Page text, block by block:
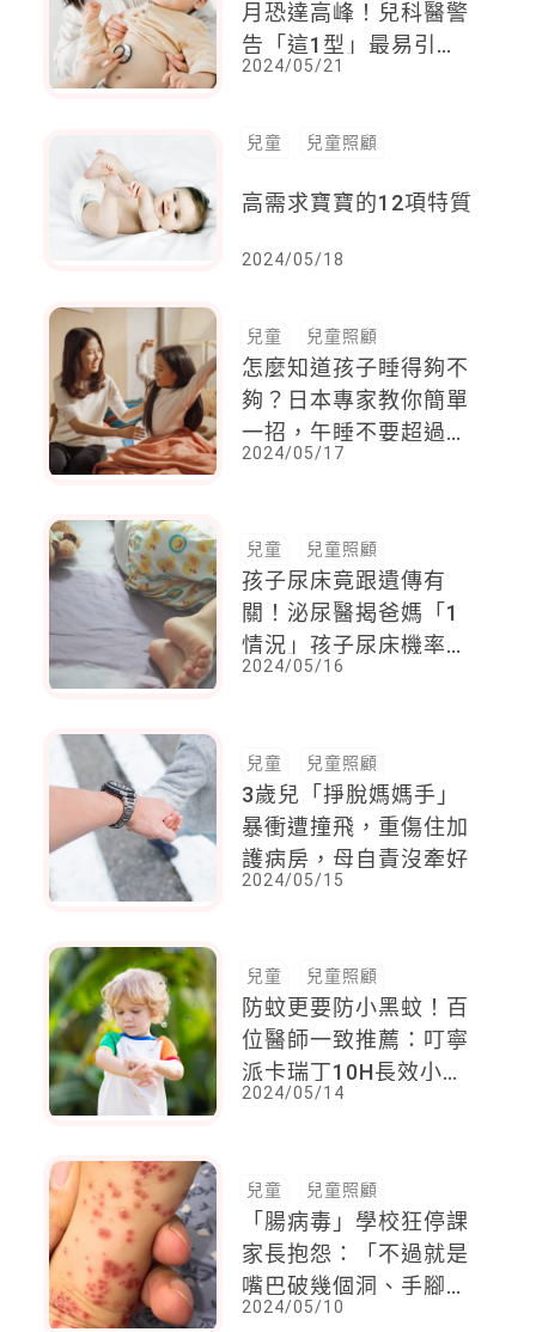
月恐達高峰！兒科醫警
告「這1型」最易引發
重症
2024/05/21
兒童 兒童照顧
高需求寶寶的12項特質
2024/05/18
兒童 兒童照顧
怎麼知道孩子睡得夠不
夠？日本專家教你簡單
一招，午睡不要超過這
時間
2024/05/17
兒童 兒童照顧
孩子尿床竟跟遺傳有
關！泌尿醫揭爸媽「1
情況」孩子尿床機率
77%
2024/05/16
兒童 兒童照顧
3歲兒「掙脫媽媽手」
暴衝遭撞飛，重傷住加
護病房，母自責沒牽好
2024/05/15
兒童 兒童照顧
防蚊更要防小黑蚊！百
位醫師一致推薦：叮寧
派卡瑞丁10H長效小黑
蚊防蚊液
2024/05/14
兒童 兒童照顧
「腸病毒」學校狂停課
家長抱怨：「不過就是
嘴巴破幾個洞、手腳長
一點點疹子，有那麼嚴
2024/05/10